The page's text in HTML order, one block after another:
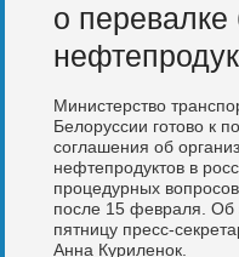
о перевалке
Министерство
Белоруссии готово к
соглашения об
нефтепродуктов в
процедурных
после 15 февраля.
пятницу пресс-
Анна Куриленок.